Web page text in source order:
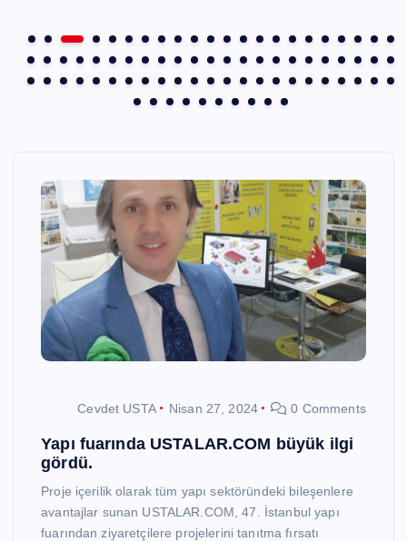
Cevdet USTA Nisan 27, 2024 0 Comments
Yapı fuarında USTALAR.COM büyük ilgi
gördü.
Proje içerilik olarak tüm yapı sektöründeki bileşenlere
avantajlar sunan USTALAR.COM, 47. İstanbul yapı
fuarından ziyaretçilere projelerini tanıtma fırsatı